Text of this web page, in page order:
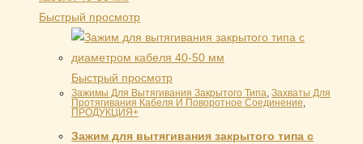
Быстрый просмотр
Быстрый просмотр
Зажимы Для Вытягивания Закрытого Типа Захваты Для
Протягивания Кабеля И Поворотное Соединение
ПРОДУКЦИЯ+
Зажим для вытягивания закрытого типа с